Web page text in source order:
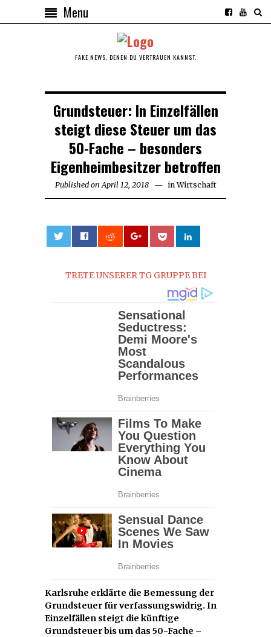
Menu
FAKE NEWS, DENEN DU VERTRAUEN KANNST.
Grundsteuer: In Einzelfällen
steigt diese Steuer um das
50-Fache – besonders
Eigenheimbesitzer betroffen
Published on April 12, 2018April in Wirtschaft
TRETE UNSERER TG GRUPPE BEI
Karlsruhe erklärte die Bemessung der
Grundsteuer für verfassungswidrig. In
Einzelfällen steigt die künftige
Grundsteuer bis um das 50-Fache –